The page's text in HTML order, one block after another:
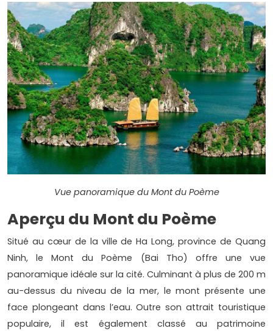
Vue panoramique du Mont du Poème
Aperçu du Mont du Poème
Situé au cœur de la ville de Ha Long, province de Quang
Ninh, le Mont du Poème (Bai Tho) offre une vue
panoramique idéale sur la cité. Culminant à plus de 200 m
au-dessus du niveau de la mer, le mont présente une
face plongeant dans l’eau. Outre son attrait touristique
populaire, il est également classé au patrimoine